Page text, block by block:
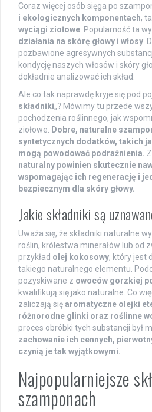
Coraz więcej osób sięga po
i ekologicznych komponentach,
wyciągi ziołowe . Popularność ta
działania na skórę głowy i włosy .
pozbawione agresywnych
kondycję naszych włosów i skóry
dokładnie analizować ich skład.
Ale co tak naprawdę kryje się pod
składniki„? Mówimy tu przede
pochodzenia roślinnego, jak
ziołowe.
Dobre, naturalne
syntetycznych dodatków, takich
mogą powodować podrażnienia.
naturalny powinien skutecznie
wspomagając ich regenerację i
bezpiecznym dla skóry głowy.
Jakie składniki są
Uważa się, że składniki naturalne
roślin, królestwa minerałów lub od
przykład olej kokosowy, który jest
takiego naturalnego elementu.
pozyskiwane z owoców gorzkiej
kwalifikują się jako naturalne. Co
zaliczają sięaromatyczne olejki
różnorodne glinki oraz roślinne
proces obróbki tych substancji był
zachowanie ich cennych,
czynią je tak wyjątkowymi.
Najpopularniejsze
szamponach